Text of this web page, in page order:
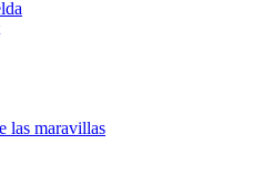
las maravillas